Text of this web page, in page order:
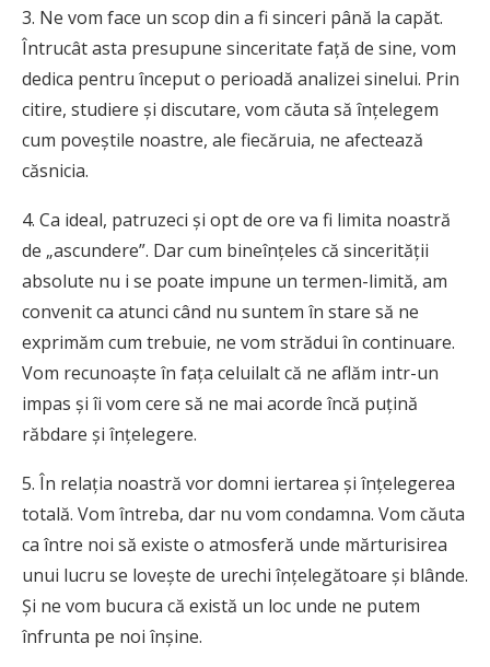
3. Ne vom face un scop din a fi sinceri până la capăt.
Întrucât asta presupune sinceritate faţă de sine, vom
dedica pentru început o perioadă analizei sinelui. Prin
citire, studiere şi discutare, vom căuta să înţelegem
cum poveştile noastre, ale fiecăruia, ne afectează
căsnicia.
4. Ca ideal, patruzeci şi opt de ore va fi limita noastră
de „ascundere”. Dar cum bineînţeles că sincerităţii
absolute nu i se poate impune un termen-limită, am
convenit ca atunci când nu suntem în stare să ne
exprimăm cum trebuie, ne vom strădui în continuare.
Vom recunoaşte în faţa celuilalt că ne aflăm intr-un
impas şi îi vom cere să ne mai acorde încă puţină
răbdare şi înţelegere.
5. În relaţia noastră vor domni iertarea şi înţelegerea
totală. Vom întreba, dar nu vom condamna. Vom căuta
ca între noi să existe o atmosferă unde mărturisirea
unui lucru se loveşte de urechi înţelegătoare şi blânde.
Şi ne vom bucura că există un loc unde ne putem
înfrunta pe noi înşine.